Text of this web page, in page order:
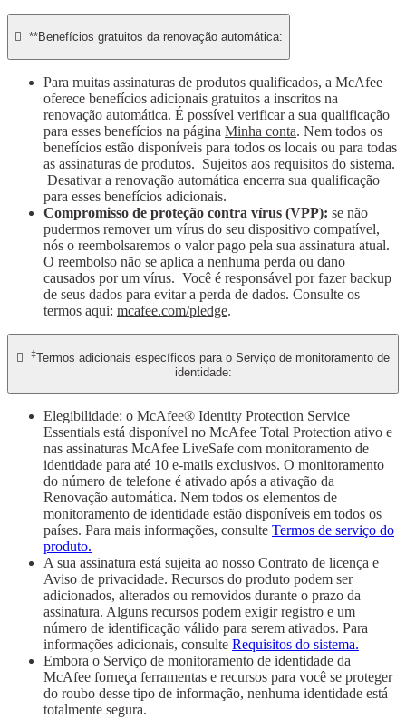
 **Benefícios gratuitos da renovação automática:
Para muitas assinaturas de produtos qualificados, a McAfee
oferece benefícios adicionais gratuitos a inscritos na
renovação automática. É possível verificar a sua qualificação
para esses benefícios na página Minha conta. Nem todos os
benefícios estão disponíveis para todos os locais ou para todas
as assinaturas de produtos. Sujeitos aos requisitos do sistema.
Desativar a renovação automática encerra sua qualificação
para esses benefícios adicionais.
Compromisso de proteção contra vírus (VPP): se não
pudermos remover um vírus do seu dispositivo compatível,
nós o reembolsaremos o valor pago pela sua assinatura atual.
O reembolso não se aplica a nenhuma perda ou dano
causados por um vírus. Você é responsável por fazer backup
de seus dados para evitar a perda de dados. Consulte os
termos aqui: mcafee.com/pledge.
 ‡Termos adicionais específicos para o Serviço de monitoramento de
identidade:
Elegibilidade: o McAfee® Identity Protection Service
Essentials está disponível no McAfee Total Protection ativo e
nas assinaturas McAfee LiveSafe com monitoramento de
identidade para até 10 e-mails exclusivos. O monitoramento
do número de telefone é ativado após a ativação da
Renovação automática. Nem todos os elementos de
monitoramento de identidade estão disponíveis em todos os
países. Para mais informações, consulte Termos de serviço do
produto.
A sua assinatura está sujeita ao nosso Contrato de licença e
Aviso de privacidade. Recursos do produto podem ser
adicionados, alterados ou removidos durante o prazo da
assinatura. Alguns recursos podem exigir registro e um
número de identificação válido para serem ativados. Para
informações adicionais, consulte Requisitos do sistema.
Embora o Serviço de monitoramento de identidade da
McAfee forneça ferramentas e recursos para você se proteger
do roubo desse tipo de informação, nenhuma identidade está
totalmente segura.